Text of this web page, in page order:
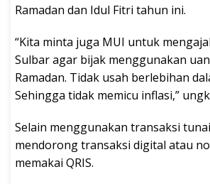
Ramadan dan Idul Fitri tahun ini.
“Kita minta juga MUI untuk
Sulbar agar bijak menggunakan
Ramadan. Tidak usah berlebihan
Sehingga tidak memicu inflasi,”
Selain menggunakan transaksi
mendorong transaksi digital atau
memakai QRIS.